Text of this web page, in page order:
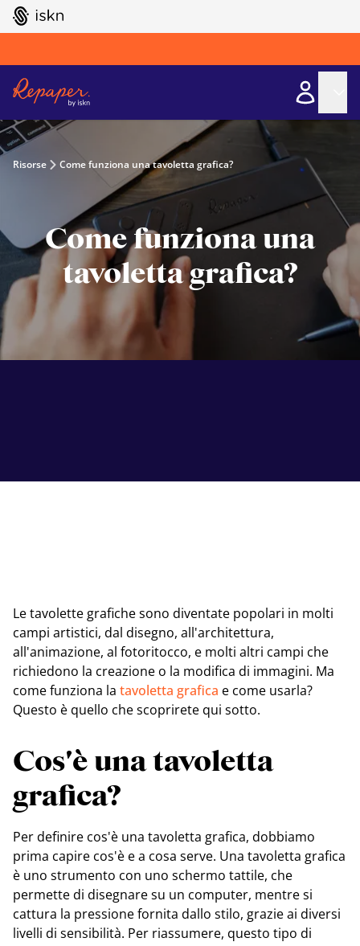
GO TO ISKN HOME
Risorse Come funziona una tavoletta grafica?
Come funziona una
tavoletta grafica?
Le tavolette grafiche sono diventate popolari in molti
campi artistici, dal disegno, all'architettura,
all'animazione, al fotoritocco, e molti altri campi che
richiedono la creazione o la modifica di immagini. Ma
come funziona la tavoletta grafica e come usarla?
Questo è quello che scoprirete qui sotto.
Cos'è una tavoletta
grafica?
Per definire cos'è una tavoletta grafica, dobbiamo
prima capire cos'è e a cosa serve. Una tavoletta grafica
è uno strumento con uno schermo tattile, che
permette di disegnare su un computer, mentre si
cattura la pressione fornita dallo stilo, grazie ai diversi
livelli di sensibilità. Per riassumere, questo tipo di